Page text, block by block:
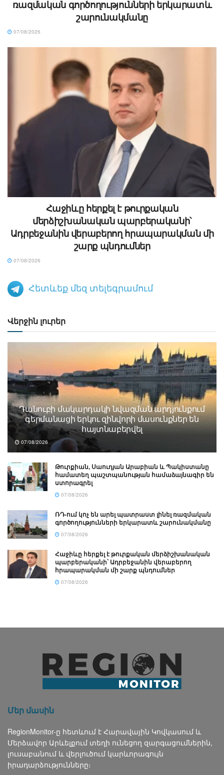
ռազմական գործողությունների երկարատև
շարունակմանը
07/08/2026
Հաջիևը հերքել է թուրքական
մերձիշխանական պարբերականի՝
Ադրբեջանին վերաբերող հրապարակման մի
շարք պնդումներ
07/08/2026
Հետևեք մեզ տելեգրամում
Վերջին լուրեր
Դանուբի մակարդակի նվազման արդյունքում
գերմանացի երկու զինվորի մասունքներ են
հայտնաբերվել
07/08/2026
Թուրքիան, Սաուդյան Արաբիան և Պակիստանը
համատեղ պաշտպանության համաձայնագիր են
ստորագրել
07/08/2026
ՌԴ-ում կոչ են արել պատրաստ լինել ռազմական
գործողությունների երկարատև շարունակմանը
07/08/2026
Հաջիևը հերքել է թուրքական մերձիշխանական
պարբերականի՝ Ադրբեջանին վերաբերող
հրապարակման մի շարք պնդումներ
07/08/2026
Մեր մասին
RegionMonitor-ը հետևում է Հարավային Կովկասում և
Մերձավոր Արևելքում տեղի ունեցող զարգացումներին,
լուսաբանում և վերլուծում կարևորագույն
իրադարձությունները։